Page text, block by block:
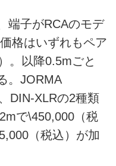
端子がRCAのモデ
格はいずれもペア
。以降0.5mごと
。JORMA
DIN-XLRの2種類
で\450,000（税
（税込）が加